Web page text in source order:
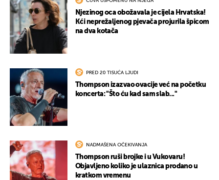
Njezinog oca obožavala je cijela Hrvatska!
Kći neprežaljenog pjevača projurila špicom
na dva kotača
PRED 20 TISUĆA LJUDI
Thompson izazvao ovacije već na početku
koncerta: "Što ću kad sam slab..."
NADMAŠENA OČEKIVANJA
Thompson ruši brojke i u Vukovaru!
Objavljeno koliko je ulaznica prodano u
kratkom vremenu
UKLJUČITE NOTIFIKACIJE